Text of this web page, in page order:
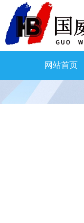
网站首页